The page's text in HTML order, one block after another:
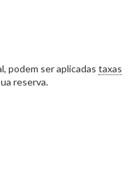
podem ser aplicadas taxas
reserva.